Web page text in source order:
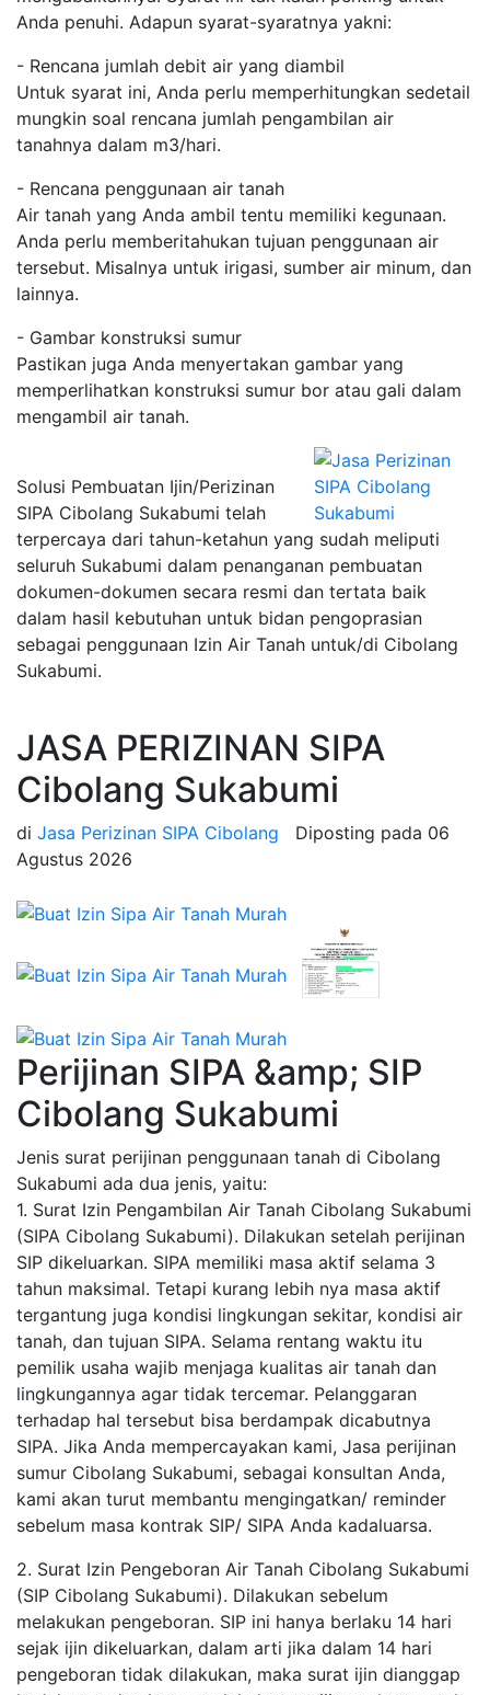
Anda penuhi. Adapun syarat-syaratnya yakni:
- Rencana jumlah debit air yang diambil
Untuk syarat ini, Anda perlu memperhitungkan sedetail
mungkin soal rencana jumlah pengambilan air
tanahnya dalam m3/hari.
- Rencana penggunaan air tanah
Air tanah yang Anda ambil tentu memiliki kegunaan.
Anda perlu memberitahukan tujuan penggunaan air
tersebut. Misalnya untuk irigasi, sumber air minum, dan
lainnya.
- Gambar konstruksi sumur
Pastikan juga Anda menyertakan gambar yang
memperlihatkan konstruksi sumur bor atau gali dalam
mengambil air tanah.
Solusi Pembuatan Ijin/Perizinan
SIPA Cibolang Sukabumi telah
terpercaya dari tahun-ketahun yang sudah meliputi
seluruh Sukabumi dalam penanganan pembuatan
dokumen-dokumen secara resmi dan tertata baik
dalam hasil kebutuhan untuk bidan pengoprasian
sebagai penggunaan Izin Air Tanah untuk/di Cibolang
Sukabumi.
JASA PERIZINAN SIPA
Cibolang Sukabumi
di Jasa Perizinan SIPA Cibolang Diposting pada 06
Agustus 2026
Perijinan SIPA &amp; SIP
Cibolang Sukabumi
Jenis surat perijinan penggunaan tanah di Cibolang
Sukabumi ada dua jenis, yaitu:
1. Surat Izin Pengambilan Air Tanah Cibolang Sukabumi
(SIPA Cibolang Sukabumi). Dilakukan setelah perijinan
SIP dikeluarkan. SIPA memiliki masa aktif selama 3
tahun maksimal. Tetapi kurang lebih nya masa aktif
tergantung juga kondisi lingkungan sekitar, kondisi air
tanah, dan tujuan SIPA. Selama rentang waktu itu
pemilik usaha wajib menjaga kualitas air tanah dan
lingkungannya agar tidak tercemar. Pelanggaran
terhadap hal tersebut bisa berdampak dicabutnya
SIPA. Jika Anda mempercayakan kami, Jasa perijinan
sumur Cibolang Sukabumi, sebagai konsultan Anda,
kami akan turut membantu mengingatkan/ reminder
sebelum masa kontrak SIP/ SIPA Anda kadaluarsa.
2. Surat Izin Pengeboran Air Tanah Cibolang Sukabumi
(SIP Cibolang Sukabumi). Dilakukan sebelum
melakukan pengeboran. SIP ini hanya berlaku 14 hari
sejak ijin dikeluarkan, dalam arti jika dalam 14 hari
pengeboran tidak dilakukan, maka surat ijin dianggap